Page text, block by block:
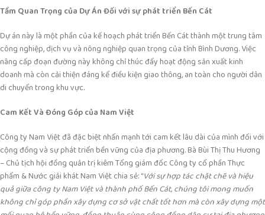
Tầm Quan Trọng của Dự Án Đối với sự phát triển Bến Cát
Dự án này là một phần của kế hoạch phát triển Bến Cát thành một trung tâm
công nghiệp, dịch vụ và nông nghiệp quan trọng của tỉnh Bình Dương. Việc
nâng cấp đoạn đường này không chỉ thúc đẩy hoạt động sản xuất kinh
doanh mà còn cải thiện đáng kể điều kiện giao thông, an toàn cho người dân
di chuyển trong khu vực.
Cam Kết Và Đóng Góp của Nam Việt
Công ty Nam Việt đã đặc biệt nhấn mạnh tới cam kết lâu dài của mình đối với
cộng đồng và sự phát triển bền vững của địa phương. Bà Bùi Thị Thu Hương
– Chủ tịch hội đồng quản trị kiêm Tổng giám đốc Công ty cổ phần Thực
phẩm & Nước giải khát Nam Việt chia sẻ: “Với sự hợp tác chặt chẽ và hiệu
quả giữa công ty Nam Việt và thành phố Bến Cát, chúng tôi mong muốn
không chỉ góp phần xây dựng cơ sở vật chất tốt hơn mà còn xây dựng một